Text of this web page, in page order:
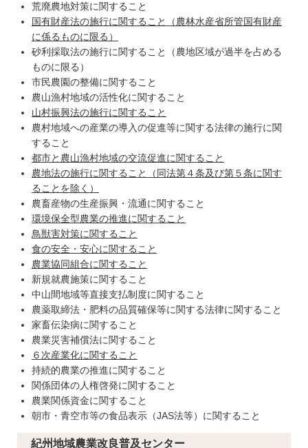
荒廃農地対策に関すること
国有財産法の施行に関すること（農林水産省所管国有財産
に係るものに限る）
砂利採取法の施行に関すること（農地区域が過半を占める
ものに限る）
市民農園の整備に関すること
農山漁村地域の活性化に関すること
山村振興法の施行に関すること
農村地域への産業の導入の促進等に関する法律の施行に関
すること
都市と農山漁村地域の交流促進に関すること
農地法の施行に関すること（同法第４条及び第５条に関す
ることを除く）
農畜産物の生産振興・流通に関すること
環境保全型農業の推進に関すること
鳥獣害対策に関すること
食の安全・安心に関すること
農業協同組合に関すること
新規就農施策に関すること
中山間地域等直接支払制度に関すること
農薬取締法・肥料の品質確保等に関する法律に関すること
家畜伝染病に関すること
農業災害補償法に関すること
６次産業化に関すること
持続的農業の推進に関すること
関係団体の人権啓発に関すること
農業関係資金に関すること
朝市・青空市等の食品表示（JAS法等）に関すること
紀州地域農業改良普及センター